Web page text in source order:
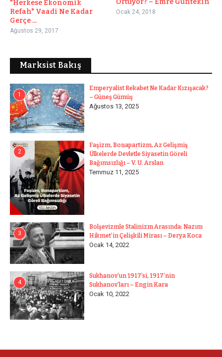
"Herkese Ekonomik
Refah" Vaadi Ne Kadar
Gerçe ...
Ağustos 29, 2017
Ocak 24, 2018
Marksist Bakış
1
Emperyalist Rekabet Ne Kadar Kızışacak?
– Güneş Gümüş
Ağustos 13, 2025
2
Faşizm, Bonapartizm, Az Gelişmiş
Ülkelerde Devletle Siyasetin Göreli
Bağımsızlığı – V. U. Arslan
Temmuz 11, 2025
3
Bolşevizmle Stalinizm Arasında: Nazım
Hikmet’in Çelişkili Mirası – Derya Koca
Ocak 14, 2022
4
Sukhanov’un 1917’si, 1917’nin
Sukhanov’ları – Engin Kara
Ocak 10, 2022